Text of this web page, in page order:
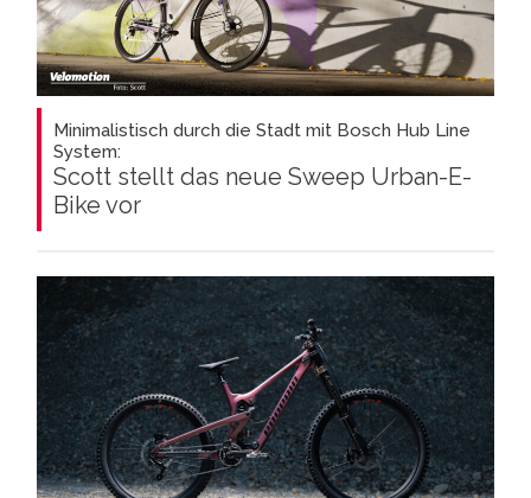
Minimalistisch durch die Stadt mit Bosch Hub Line
System:
Scott stellt das neue Sweep Urban-E-
Bike vor